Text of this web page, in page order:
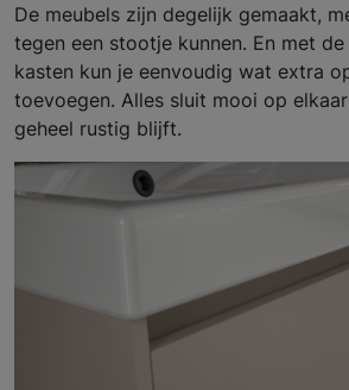
De meubels zijn degelijk gemaakt,
tegen een stootje kunnen. En met
kasten kun je eenvoudig wat extra
toevoegen. Alles sluit mooi op
geheel rustig blijft.